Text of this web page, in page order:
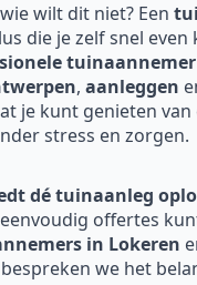
wilt dit niet? Een
die je zelf snel even
tuinaannemer
, aanleggen
je kunt genieten
stress en zorgen.
dé tuinaanleg
offertes
in Lokeren
we het